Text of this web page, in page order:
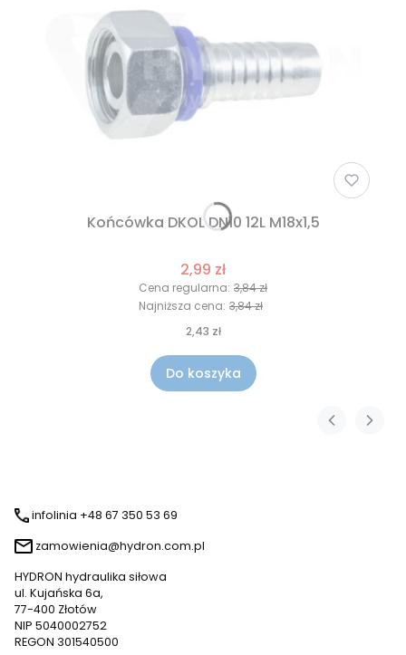
Końcówka DKOL DN10 12L M18x1,5
2,99 zł
Cena regularna: 3,84 zł
Najniższa cena: 3,84 zł
2,43 zł
Do koszyka
infolinia +48 67 350 53 69
zamowienia@hydron.com.pl
HYDRON hydraulika siłowa
ul. Kujańska 6a,
77-400 Złotów
NIP 5040002752
REGON 301540500